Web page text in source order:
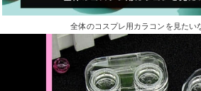
全体のコスプレ用カラコンを見た